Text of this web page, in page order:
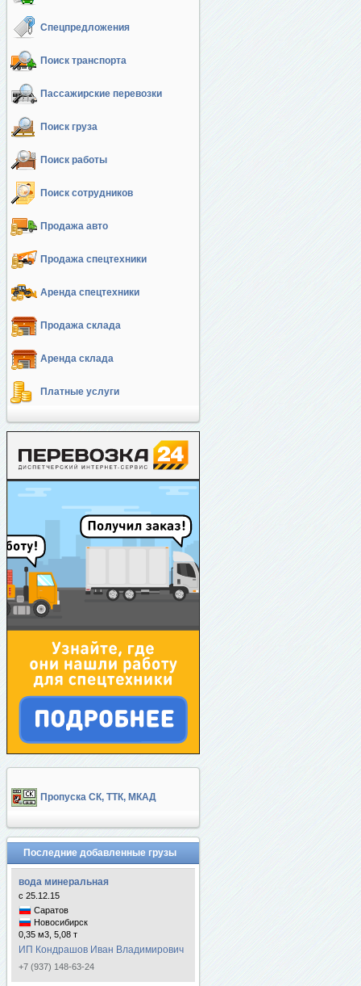
Спецпредложения
Поиск транспорта
Пассажирские перевозки
Поиск груза
Поиск работы
Поиск сотрудников
Продажа авто
Продажа спецтехники
Аренда спецтехники
Продажа склада
Аренда склада
Платные услуги
Пропуска СК, ТТК, МКАД
Последние добавленные грузы
вода минеральная
с 25.12.15
Саратов
Новосибирск
0,35 м3, 5,08 т
ИП Кондрашов Иван Владимирович
+7 (937) 148-63-24